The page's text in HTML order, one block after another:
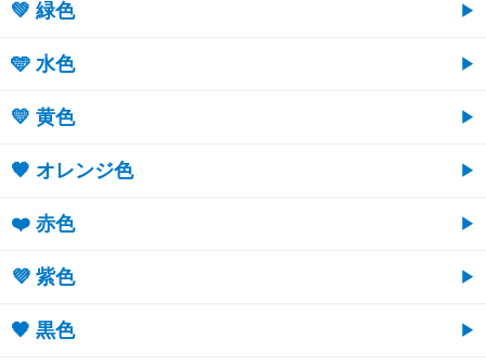
💚 緑色
🩵 水色
💛 黄色
🧡 オレンジ色
❤️ 赤色
💜 紫色
🖤 黒色